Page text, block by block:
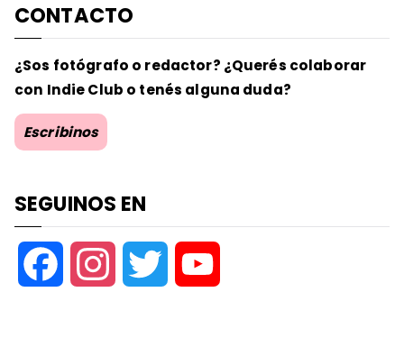
CONTACTO
¿Sos fotógrafo o redactor? ¿Querés colaborar
con Indie Club o tenés alguna duda?
Escribinos
SEGUINOS EN